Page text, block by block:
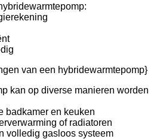
van een hybridewarmtepomp}
kan op diverse manieren worden
badkamer en keuken
of radiatoren
volledig gasloos systeem